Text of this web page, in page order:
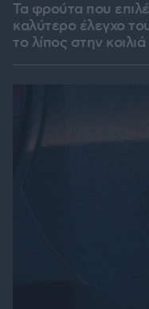
Τα φρούτα που
καλύτερο έλεγχο
το λίπος στην κοιλιά